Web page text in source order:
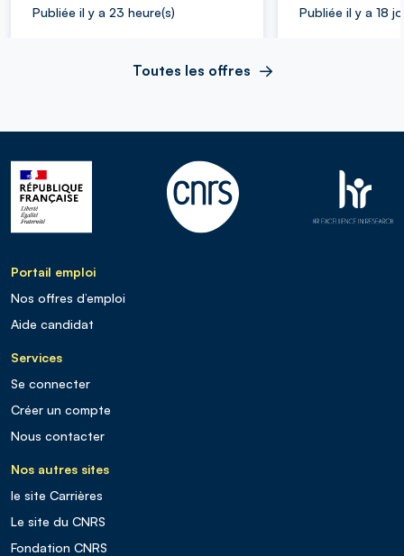
Publiée il y a 23 heure(s) Publiée il y a 18
Toutes les offres
Portail emploi
Nos offres d’emploi
Aide candidat
Services
Se connecter
Créer un compte
Nous contacter
Nos autres sites
le site Carrières
Le site du CNRS
Fondation CNRS